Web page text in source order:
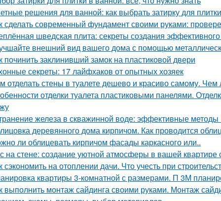
решения для ванной: как выбрать затирку для плитки
сделать современный фундамент своими руками:
шведская плита: секреты создания
внешний вид вашего дома с помощью
починить заклинивший замок на пластиковой двери
секреты: 17 лайфхаков от опытных хозяек
отделать стены в туалете дешево и красиво самому.
отделки туалета пластиковыми панелями.
железа в скважинной воде: эффективные
деревянного дома кирпичом. Как проводится
ли облицевать кирпичом фасады каркасного или..
на стене: создание уютной атмосферы в вашей
сэкономить на отоплении дачи. Что учесть при
квартиры 3-комнатной с размерами. П 3М
выполнить монтаж сайдинга своими руками. Монтаж